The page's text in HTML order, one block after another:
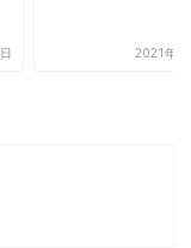
2021年5